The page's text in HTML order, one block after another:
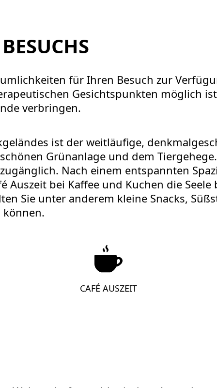
für Ihren Besuch zur
Gesichtspunkten möglich
verbringen.
ist der weitläufige,
Grünanlage und dem
Nach einem entspannten
Auszeit bei Kaffee und Kuchen die
Sie unter anderem kleine Snacks,
können.
CAFÉ AUSZEIT